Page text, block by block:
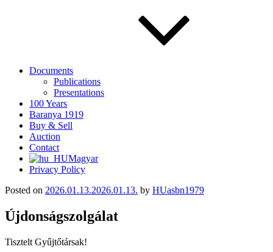
Documents
Publications
Presentations
100 Years
Baranya 1919
Buy & Sell
Auction
Contact
Magyar
Privacy Policy
Posted on 2026.01.13.2026.01.13. by HUasbn1979
Újdonságszolgálat
Tisztelt Gyűjtőtársak!